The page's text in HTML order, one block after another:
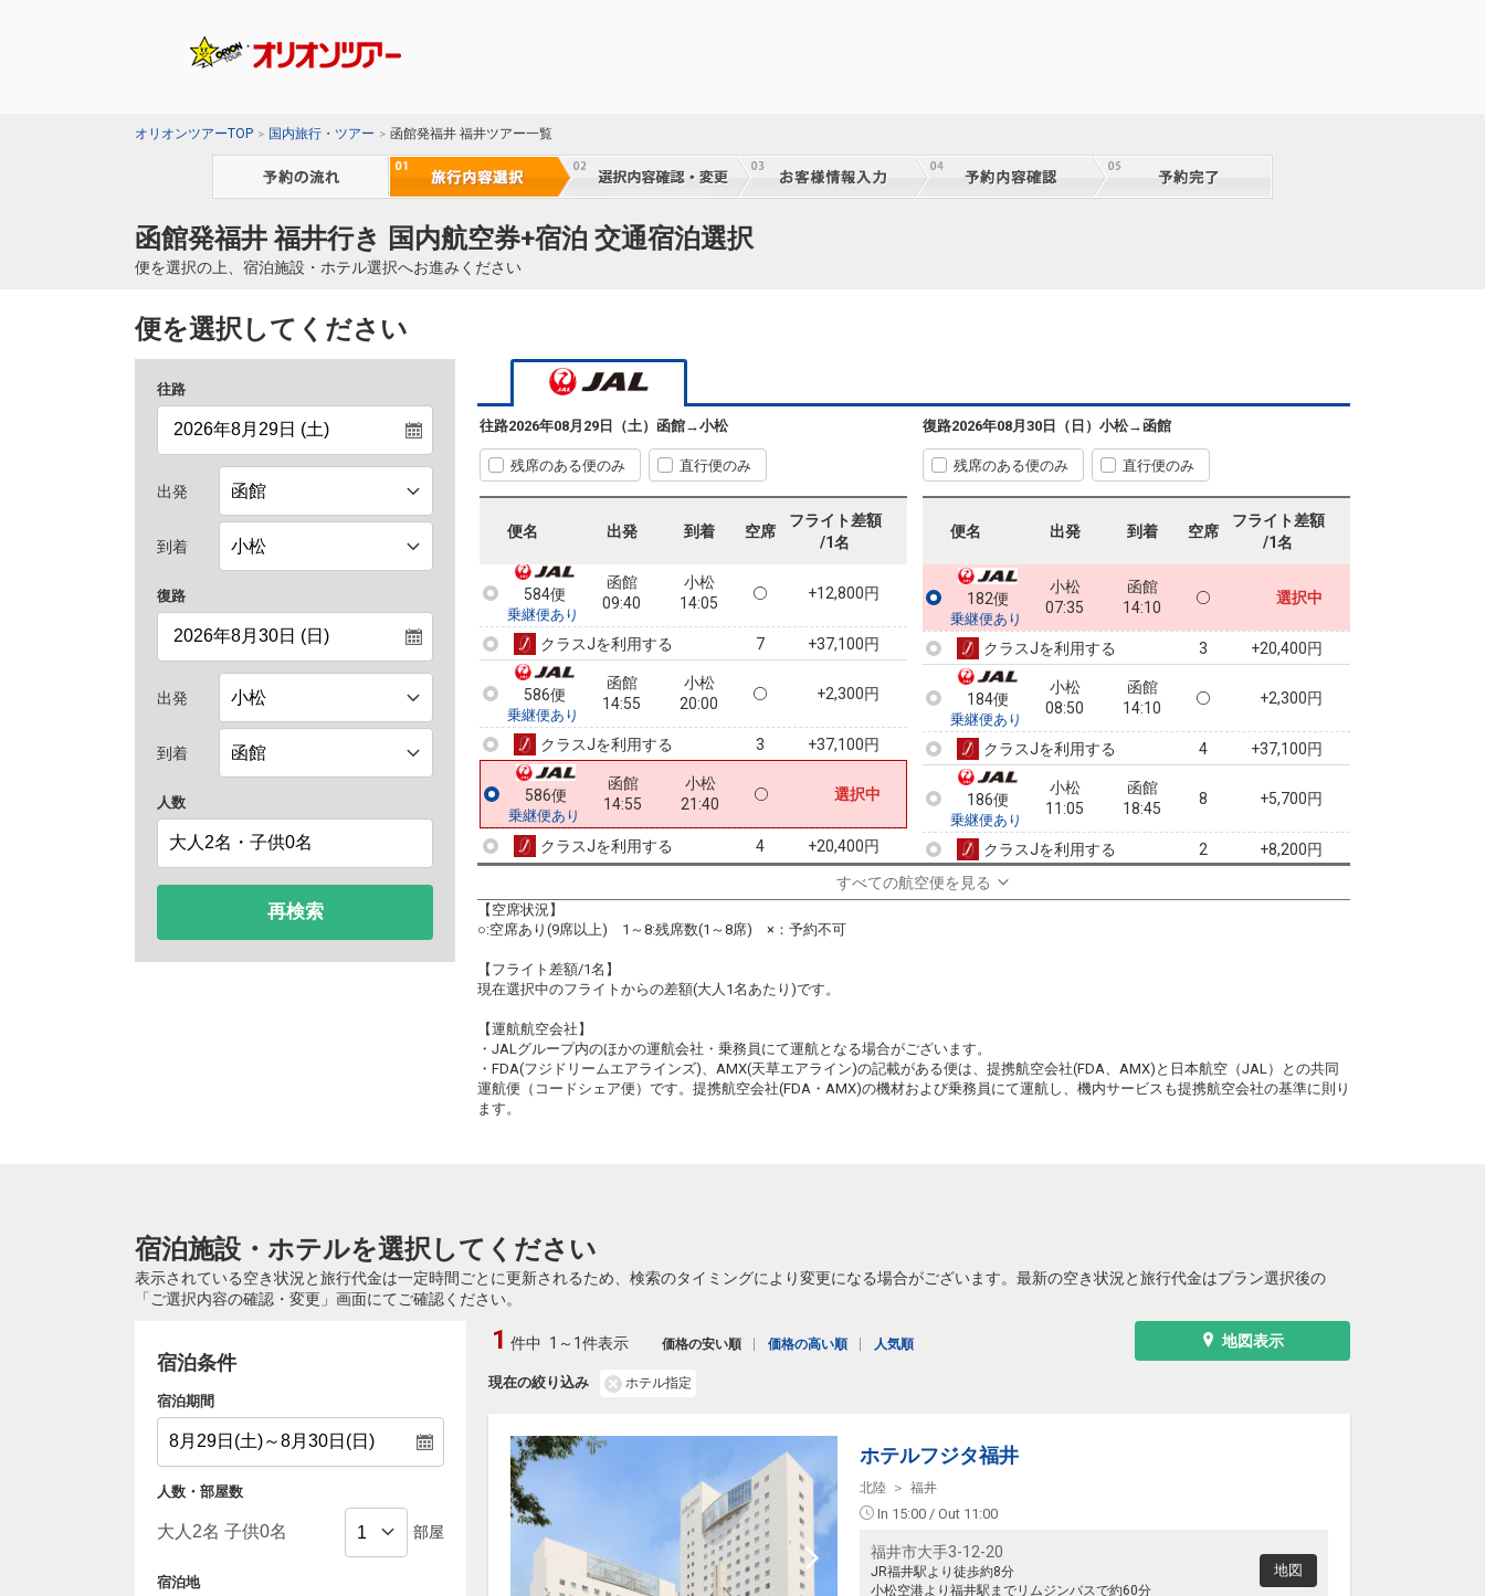
オリオンツアーTOP 国内旅行・ツアー 函館発福井 福井ツアー一覧
函館発福井 福井行き 国内航空券+宿泊 交通宿泊選択
便を選択の上、宿泊施設・ホテル選択へお進みください
便を選択してください
往路
出発
到着
復路
出発
到着
人数
再検索
往路2026年08月29日（土） 函館→小松
残席のある便のみ 直行便のみ
便名 出発 到着 空席
フライト差額
/1名
584便
函館
09:40
小松
17:55
7 +2,300円
クラスJを利用する 4 +22,700円
584便
乗継便あり
函館
09:40
小松
14:05
+12,800円
クラスJを利用する 7 +37,100円
586便
乗継便あり
函館
14:55
小松
20:00
+2,300円
クラスJを利用する 3 +37,100円
586便
乗継便あり
函館
14:55
小松
21:40
選択中
クラスJを利用する 4 +20,400円
復路2026年08月30日（日） 小松→函館
残席のある便のみ 直行便のみ
便名 出発 到着 空席
フライト差額
/1名
182便
乗継便あり
小松
07:35
函館
14:10
選択中
クラスJを利用する 3 +20,400円
184便
乗継便あり
小松
08:50
函館
14:10
+2,300円
クラスJを利用する 4 +37,100円
186便
乗継便あり
小松
11:05
函館
18:45
8 +5,700円
クラスJを利用する 2 +8,200円
188便 3 +5,700円
すべての航空便を見る
【空席状況】
○:空席あり(9席以上) 1～8:残席数(1～8席) ×：予約不可
【フライト差額/1名】
現在選択中のフライトからの差額(大人1名あたり)です。
【運航航空会社】
・JALグループ内のほかの運航会社・乗務員にて運航となる場合がございます。
・FDA(フジドリームエアラインズ)、AMX(天草エアライン)の記載がある便は、提携航空会社(FDA、AMX)と日本航空（JAL）との共同
運航便（コードシェア便）です。提携航空会社(FDA・AMX)の機材および乗務員にて運航し、機内サービスも提携航空会社の基準に則り
ます。
宿泊施設・ホテルを選択してください
表示されている空き状況と旅行代金は一定時間ごとに更新されるため、検索のタイミングにより変更になる場合がございます。最新の空き状況と旅行代金はプラン選択後の
「ご選択内容の確認・変更」画面にてご確認ください。
宿泊条件
宿泊期間
人数・部屋数
部屋
宿泊地
地図表示
現在の絞り込み ホテル指定
1 件中 1～1件表示 価格の安い順 価格の高い順 人気順
ホテルフジタ福井
北陸 福井
In 15:00 / Out 11:00
福井市大手3-12-20
JR福井駅より徒歩約8分
小松空港より福井駅までリムジンバスで約60分
地図